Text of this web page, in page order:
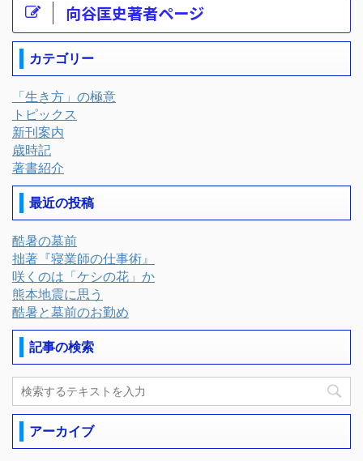
向谷匡史著者ページ
カテゴリー
「生き方」の極意
トピックス
新刊案内
歳時記
著書紹介
最近の投稿
酷暑の墓前
拙著『寝業師の仕事術』
咲くのは「ケシの花」か
熊本地震に思う
酷暑と墓前のお勤め
記事の検索
アーカイブ